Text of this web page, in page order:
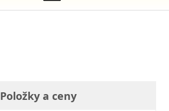
Položky a ceny